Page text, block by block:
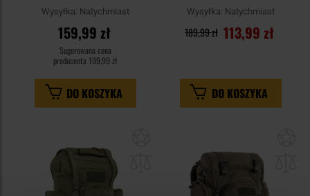
Wysyłka: Natychmiast
159,99 zł
Sugerowana cena
producenta 199,99 zł
DO KOSZYKA
Wysyłka: Natychmiast
113,99 zł
189,99 zł
DO KOSZYKA
schowka